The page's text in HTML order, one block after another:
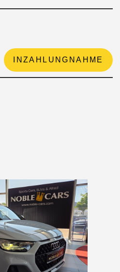
INZAHLUNGNAHME